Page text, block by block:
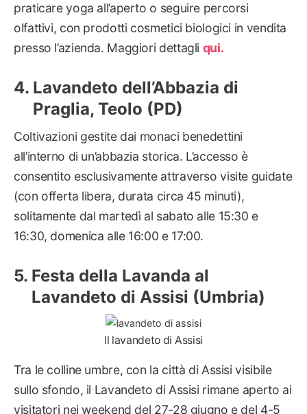
praticare yoga all’aperto o seguire percorsi
olfattivi, con prodotti cosmetici biologici in vendita
presso l’azienda. Maggiori dettagli qui.
Lavandeto dell’Abbazia di
Praglia, Teolo (PD)
Coltivazioni gestite dai monaci benedettini
all’interno di un’abbazia storica. L’accesso è
consentito esclusivamente attraverso visite guidate
(con offerta libera, durata circa 45 minuti),
solitamente dal martedì al sabato alle 15:30 e
16:30, domenica alle 16:00 e 17:00.
Festa della Lavanda al
Lavandeto di Assisi (Umbria)
Il lavandeto di Assisi
Tra le colline umbre, con la città di Assisi visibile
sullo sfondo, il Lavandeto di Assisi rimane aperto ai
visitatori nei weekend del 27-28 giugno e del 4-5